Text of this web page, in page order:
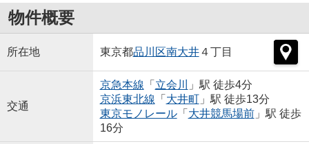
物件概要
所在地 東京都品川区南大井４丁目
交通
京急本線 「 立会川
」駅 徒歩4分
京浜東北線 「 大井町」駅 徒歩13分
東京モノレール「 大井競馬場前」駅 徒歩
16分